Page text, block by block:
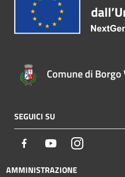
Comune di
SEGUICI SU
Facebook YoutubeInstagram
AMMINISTRAZIONE